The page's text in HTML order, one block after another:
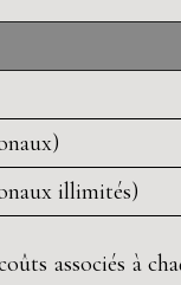
illimités)
associés à